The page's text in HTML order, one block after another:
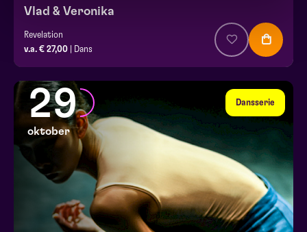
Vlad & Veronika
Revelation
v.a. € 27,00 | Dans
Dansserie
29
oktober